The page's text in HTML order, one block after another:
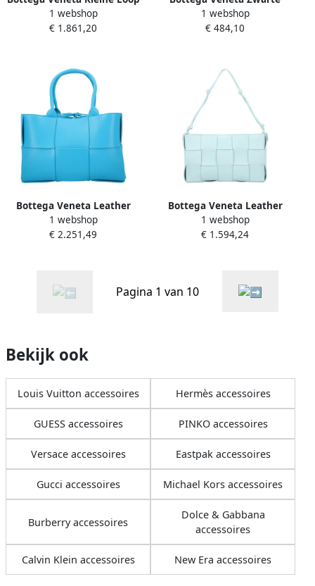
Camera Tas White Dames
1 webshop
€ 1.861,20
Slimme Bifold Portemonnee
Accessoires Black Heren
1 webshop
€ 484,10
Bottega Veneta Leather
handbags Blue Dames
1 webshop
€ 2.251,49
Bottega Veneta Leather
crossbody-bags Blue Dames
1 webshop
€ 1.594,24
Pagina 1 van 10
Bekijk ook
Louis Vuitton accessoires Hermès accessoires
GUESS accessoires PINKO accessoires
Versace accessoires Eastpak accessoires
Gucci accessoires Michael Kors accessoires
Burberry accessoires
Dolce & Gabbana
accessoires
Calvin Klein accessoires New Era accessoires